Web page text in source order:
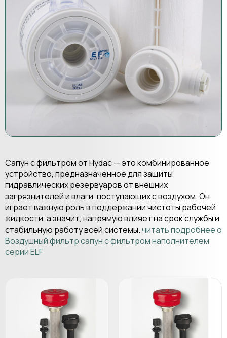
Сапун с фильтром от Hydac — это комбинированное
устройство, предназначенное для защиты
гидравлических резервуаров от внешних
загрязнителей и влаги, поступающих с воздухом. Он
играет важную роль в поддержании чистоты рабочей
жидкости, а значит, напрямую влияет на срок службы и
стабильную работу всей системы.читать подробнее о
Воздушный фильтр сапун с фильтром наполнителем
серии ELF